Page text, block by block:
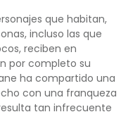
que habitan,
incluso las que
reciben en
por completo su
ha compartido una
con una franqueza
tan infrecuente